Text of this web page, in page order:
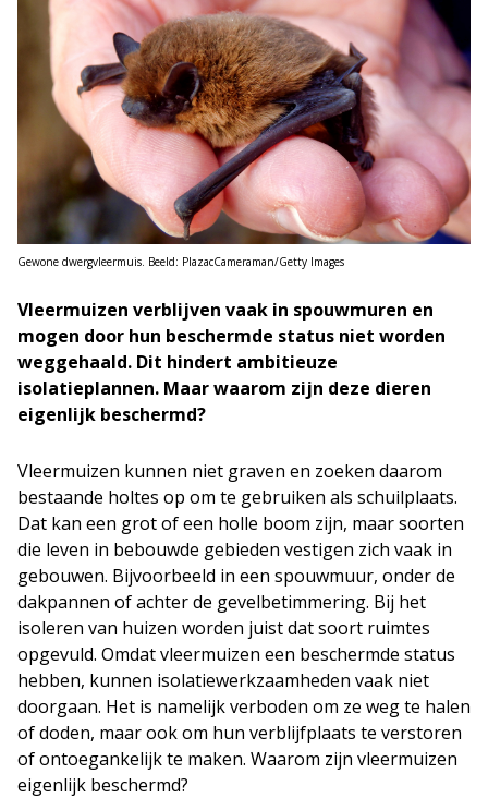
Gewone dwergvleermuis. Beeld: PlazacCameraman/Getty Images
Vleermuizen verblijven vaak in spouwmuren en
mogen door hun beschermde status niet worden
weggehaald. Dit hindert ambitieuze
isolatieplannen. Maar waarom zijn deze dieren
eigenlijk beschermd?
Vleermuizen kunnen niet graven en zoeken daarom
bestaande holtes op om te gebruiken als schuilplaats.
Dat kan een grot of een holle boom zijn, maar soorten
die leven in bebouwde gebieden vestigen zich vaak in
gebouwen. Bijvoorbeeld in een spouwmuur, onder de
dakpannen of achter de gevelbetimmering. Bij het
isoleren van huizen worden juist dat soort ruimtes
opgevuld. Omdat vleermuizen een beschermde status
hebben, kunnen isolatiewerkzaamheden vaak niet
doorgaan. Het is namelijk verboden om ze weg te halen
of doden, maar ook om hun verblijfplaats te verstoren
of ontoegankelijk te maken. Waarom zijn vleermuizen
eigenlijk beschermd?